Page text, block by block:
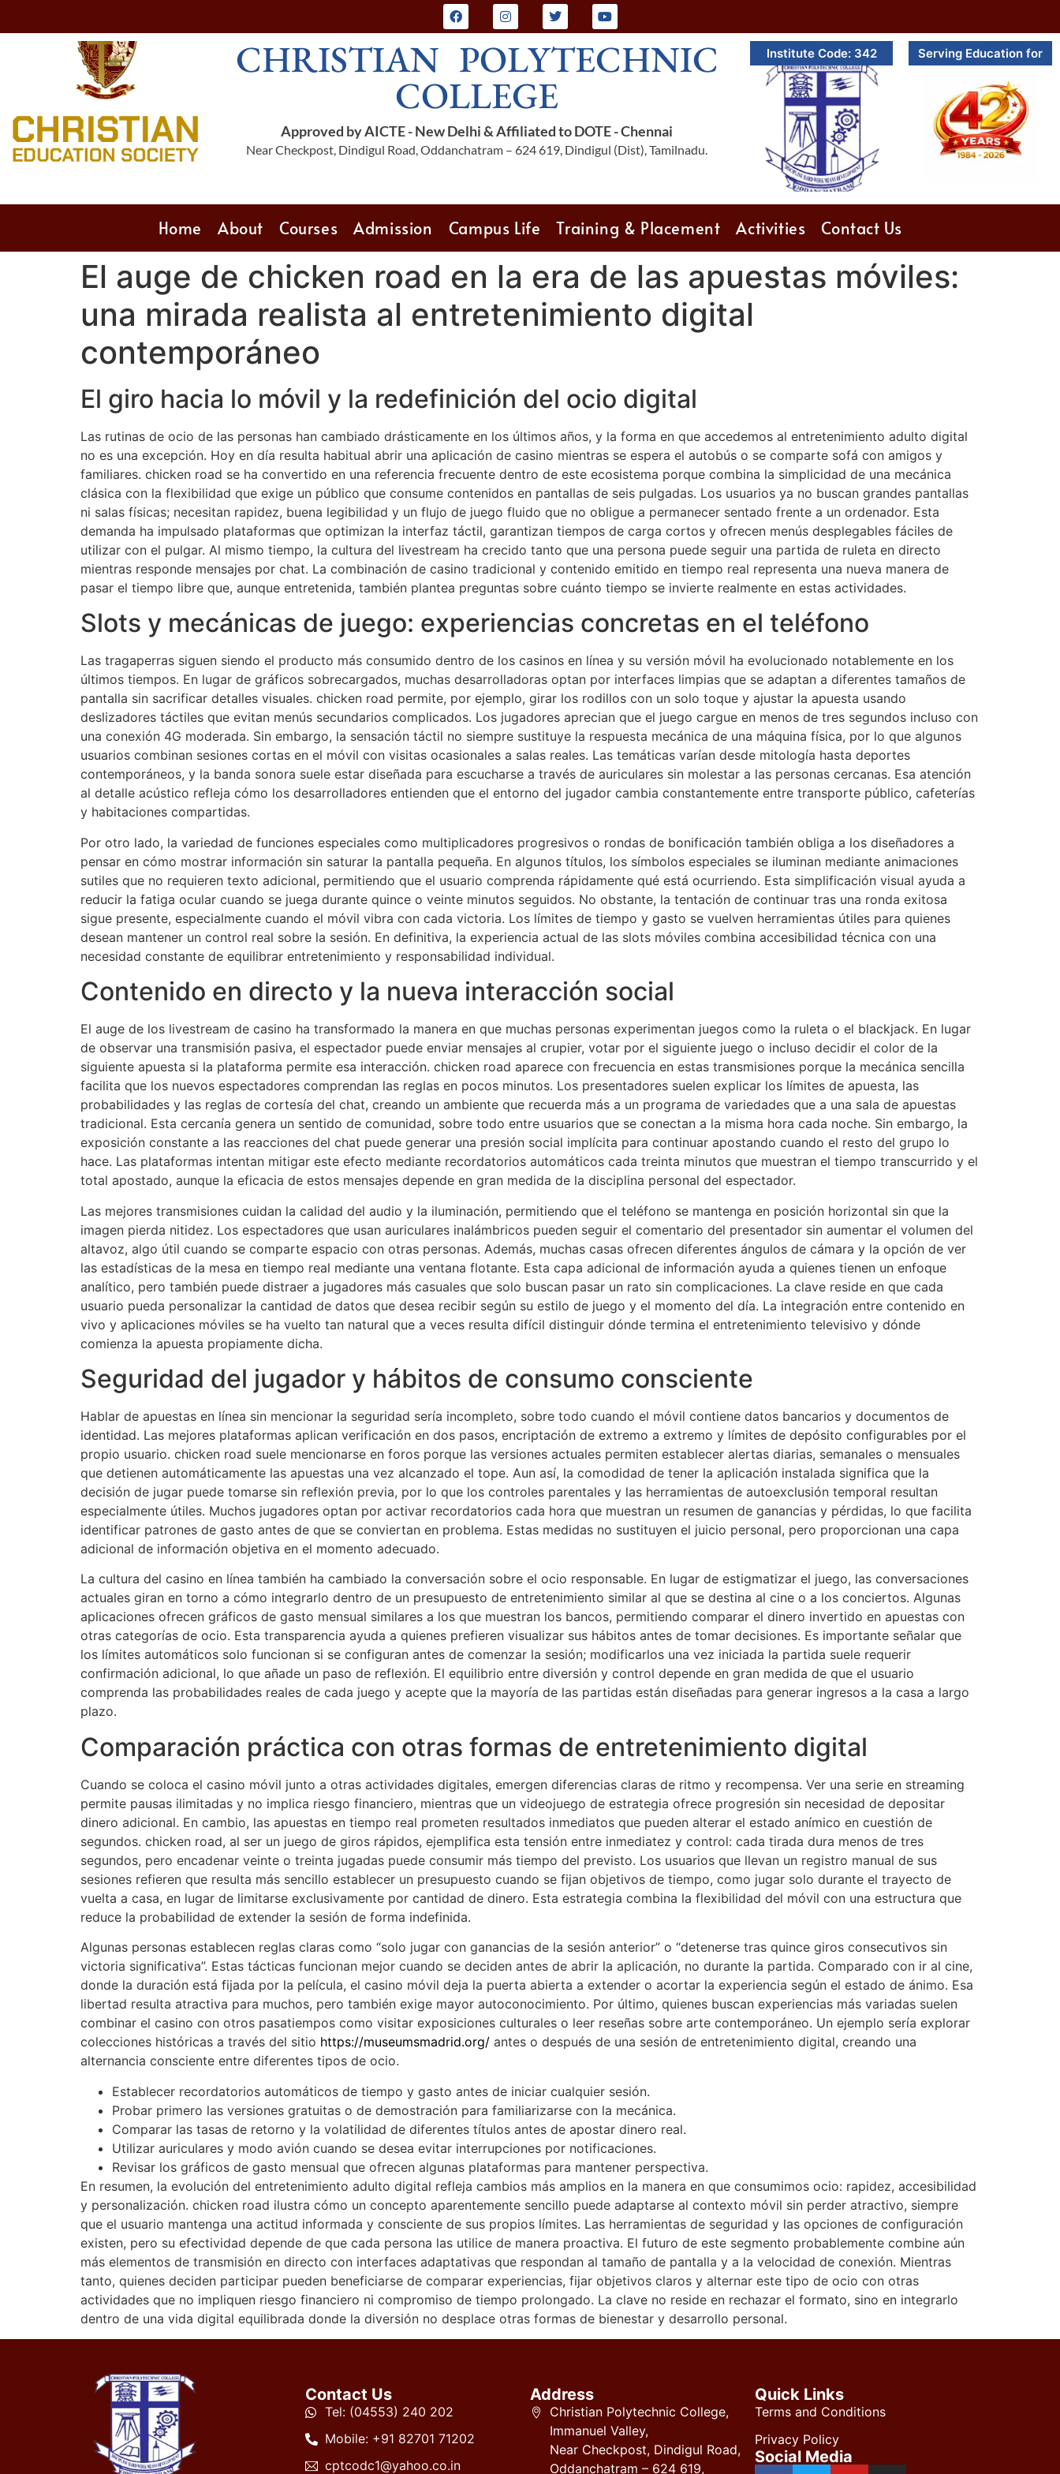
CHRISTIAN POLYTECHNIC
COLLEGE
Approved by AICTE - New Delhi & Affiliated to DOTE - Chennai
Near Checkpost, Dindigul Road, Oddanchatram – 624 619, Dindigul (Dist), Tamilnadu.
Institute Code: 342 Serving Education for
Home About Courses Admission Campus Life Training & Placement Activities Contact Us
El auge de chicken road en la era de las apuestas móviles:
una mirada realista al entretenimiento digital
contemporáneo
El giro hacia lo móvil y la redefinición del ocio digital
Las rutinas de ocio de las personas han cambiado drásticamente en los últimos años, y la forma en que accedemos al entretenimiento adulto digital
no es una excepción. Hoy en día resulta habitual abrir una aplicación de casino mientras se espera el autobús o se comparte sofá con amigos y
familiares. chicken road se ha convertido en una referencia frecuente dentro de este ecosistema porque combina la simplicidad de una mecánica
clásica con la flexibilidad que exige un público que consume contenidos en pantallas de seis pulgadas. Los usuarios ya no buscan grandes pantallas
ni salas físicas; necesitan rapidez, buena legibilidad y un flujo de juego fluido que no obligue a permanecer sentado frente a un ordenador. Esta
demanda ha impulsado plataformas que optimizan la interfaz táctil, garantizan tiempos de carga cortos y ofrecen menús desplegables fáciles de
utilizar con el pulgar. Al mismo tiempo, la cultura del livestream ha crecido tanto que una persona puede seguir una partida de ruleta en directo
mientras responde mensajes por chat. La combinación de casino tradicional y contenido emitido en tiempo real representa una nueva manera de
pasar el tiempo libre que, aunque entretenida, también plantea preguntas sobre cuánto tiempo se invierte realmente en estas actividades.
Slots y mecánicas de juego: experiencias concretas en el teléfono
Las tragaperras siguen siendo el producto más consumido dentro de los casinos en línea y su versión móvil ha evolucionado notablemente en los
últimos tiempos. En lugar de gráficos sobrecargados, muchas desarrolladoras optan por interfaces limpias que se adaptan a diferentes tamaños de
pantalla sin sacrificar detalles visuales. chicken road permite, por ejemplo, girar los rodillos con un solo toque y ajustar la apuesta usando
deslizadores táctiles que evitan menús secundarios complicados. Los jugadores aprecian que el juego cargue en menos de tres segundos incluso con
una conexión 4G moderada. Sin embargo, la sensación táctil no siempre sustituye la respuesta mecánica de una máquina física, por lo que algunos
usuarios combinan sesiones cortas en el móvil con visitas ocasionales a salas reales. Las temáticas varían desde mitología hasta deportes
contemporáneos, y la banda sonora suele estar diseñada para escucharse a través de auriculares sin molestar a las personas cercanas. Esa atención
al detalle acústico refleja cómo los desarrolladores entienden que el entorno del jugador cambia constantemente entre transporte público, cafeterías
y habitaciones compartidas.
Por otro lado, la variedad de funciones especiales como multiplicadores progresivos o rondas de bonificación también obliga a los diseñadores a
pensar en cómo mostrar información sin saturar la pantalla pequeña. En algunos títulos, los símbolos especiales se iluminan mediante animaciones
sutiles que no requieren texto adicional, permitiendo que el usuario comprenda rápidamente qué está ocurriendo. Esta simplificación visual ayuda a
reducir la fatiga ocular cuando se juega durante quince o veinte minutos seguidos. No obstante, la tentación de continuar tras una ronda exitosa
sigue presente, especialmente cuando el móvil vibra con cada victoria. Los límites de tiempo y gasto se vuelven herramientas útiles para quienes
desean mantener un control real sobre la sesión. En definitiva, la experiencia actual de las slots móviles combina accesibilidad técnica con una
necesidad constante de equilibrar entretenimiento y responsabilidad individual.
Contenido en directo y la nueva interacción social
El auge de los livestream de casino ha transformado la manera en que muchas personas experimentan juegos como la ruleta o el blackjack. En lugar
de observar una transmisión pasiva, el espectador puede enviar mensajes al crupier, votar por el siguiente juego o incluso decidir el color de la
siguiente apuesta si la plataforma permite esa interacción. chicken road aparece con frecuencia en estas transmisiones porque la mecánica sencilla
facilita que los nuevos espectadores comprendan las reglas en pocos minutos. Los presentadores suelen explicar los límites de apuesta, las
probabilidades y las reglas de cortesía del chat, creando un ambiente que recuerda más a un programa de variedades que a una sala de apuestas
tradicional. Esta cercanía genera un sentido de comunidad, sobre todo entre usuarios que se conectan a la misma hora cada noche. Sin embargo, la
exposición constante a las reacciones del chat puede generar una presión social implícita para continuar apostando cuando el resto del grupo lo
hace. Las plataformas intentan mitigar este efecto mediante recordatorios automáticos cada treinta minutos que muestran el tiempo transcurrido y el
total apostado, aunque la eficacia de estos mensajes depende en gran medida de la disciplina personal del espectador.
Las mejores transmisiones cuidan la calidad del audio y la iluminación, permitiendo que el teléfono se mantenga en posición horizontal sin que la
imagen pierda nitidez. Los espectadores que usan auriculares inalámbricos pueden seguir el comentario del presentador sin aumentar el volumen del
altavoz, algo útil cuando se comparte espacio con otras personas. Además, muchas casas ofrecen diferentes ángulos de cámara y la opción de ver
las estadísticas de la mesa en tiempo real mediante una ventana flotante. Esta capa adicional de información ayuda a quienes tienen un enfoque
analítico, pero también puede distraer a jugadores más casuales que solo buscan pasar un rato sin complicaciones. La clave reside en que cada
usuario pueda personalizar la cantidad de datos que desea recibir según su estilo de juego y el momento del día. La integración entre contenido en
vivo y aplicaciones móviles se ha vuelto tan natural que a veces resulta difícil distinguir dónde termina el entretenimiento televisivo y dónde
comienza la apuesta propiamente dicha.
Seguridad del jugador y hábitos de consumo consciente
Hablar de apuestas en línea sin mencionar la seguridad sería incompleto, sobre todo cuando el móvil contiene datos bancarios y documentos de
identidad. Las mejores plataformas aplican verificación en dos pasos, encriptación de extremo a extremo y límites de depósito configurables por el
propio usuario. chicken road suele mencionarse en foros porque las versiones actuales permiten establecer alertas diarias, semanales o mensuales
que detienen automáticamente las apuestas una vez alcanzado el tope. Aun así, la comodidad de tener la aplicación instalada significa que la
decisión de jugar puede tomarse sin reflexión previa, por lo que los controles parentales y las herramientas de autoexclusión temporal resultan
especialmente útiles. Muchos jugadores optan por activar recordatorios cada hora que muestran un resumen de ganancias y pérdidas, lo que facilita
identificar patrones de gasto antes de que se conviertan en problema. Estas medidas no sustituyen el juicio personal, pero proporcionan una capa
adicional de información objetiva en el momento adecuado.
La cultura del casino en línea también ha cambiado la conversación sobre el ocio responsable. En lugar de estigmatizar el juego, las conversaciones
actuales giran en torno a cómo integrarlo dentro de un presupuesto de entretenimiento similar al que se destina al cine o a los conciertos. Algunas
aplicaciones ofrecen gráficos de gasto mensual similares a los que muestran los bancos, permitiendo comparar el dinero invertido en apuestas con
otras categorías de ocio. Esta transparencia ayuda a quienes prefieren visualizar sus hábitos antes de tomar decisiones. Es importante señalar que
los límites automáticos solo funcionan si se configuran antes de comenzar la sesión; modificarlos una vez iniciada la partida suele requerir
confirmación adicional, lo que añade un paso de reflexión. El equilibrio entre diversión y control depende en gran medida de que el usuario
comprenda las probabilidades reales de cada juego y acepte que la mayoría de las partidas están diseñadas para generar ingresos a la casa a largo
plazo.
Comparación práctica con otras formas de entretenimiento digital
Cuando se coloca el casino móvil junto a otras actividades digitales, emergen diferencias claras de ritmo y recompensa. Ver una serie en streaming
permite pausas ilimitadas y no implica riesgo financiero, mientras que un videojuego de estrategia ofrece progresión sin necesidad de depositar
dinero adicional. En cambio, las apuestas en tiempo real prometen resultados inmediatos que pueden alterar el estado anímico en cuestión de
segundos. chicken road, al ser un juego de giros rápidos, ejemplifica esta tensión entre inmediatez y control: cada tirada dura menos de tres
segundos, pero encadenar veinte o treinta jugadas puede consumir más tiempo del previsto. Los usuarios que llevan un registro manual de sus
sesiones refieren que resulta más sencillo establecer un presupuesto cuando se fijan objetivos de tiempo, como jugar solo durante el trayecto de
vuelta a casa, en lugar de limitarse exclusivamente por cantidad de dinero. Esta estrategia combina la flexibilidad del móvil con una estructura que
reduce la probabilidad de extender la sesión de forma indefinida.
Algunas personas establecen reglas claras como “solo jugar con ganancias de la sesión anterior” o “detenerse tras quince giros consecutivos sin
victoria significativa”. Estas tácticas funcionan mejor cuando se deciden antes de abrir la aplicación, no durante la partida. Comparado con ir al cine,
donde la duración está fijada por la película, el casino móvil deja la puerta abierta a extender o acortar la experiencia según el estado de ánimo. Esa
libertad resulta atractiva para muchos, pero también exige mayor autoconocimiento. Por último, quienes buscan experiencias más variadas suelen
combinar el casino con otros pasatiempos como visitar exposiciones culturales o leer reseñas sobre arte contemporáneo. Un ejemplo sería explorar
colecciones históricas a través del sitio https://museumsmadrid.org/ antes o después de una sesión de entretenimiento digital, creando una
alternancia consciente entre diferentes tipos de ocio.
Establecer recordatorios automáticos de tiempo y gasto antes de iniciar cualquier sesión.
Probar primero las versiones gratuitas o de demostración para familiarizarse con la mecánica.
Comparar las tasas de retorno y la volatilidad de diferentes títulos antes de apostar dinero real.
Utilizar auriculares y modo avión cuando se desea evitar interrupciones por notificaciones.
Revisar los gráficos de gasto mensual que ofrecen algunas plataformas para mantener perspectiva.
En resumen, la evolución del entretenimiento adulto digital refleja cambios más amplios en la manera en que consumimos ocio: rapidez, accesibilidad
y personalización. chicken road ilustra cómo un concepto aparentemente sencillo puede adaptarse al contexto móvil sin perder atractivo, siempre
que el usuario mantenga una actitud informada y consciente de sus propios límites. Las herramientas de seguridad y las opciones de configuración
existen, pero su efectividad depende de que cada persona las utilice de manera proactiva. El futuro de este segmento probablemente combine aún
más elementos de transmisión en directo con interfaces adaptativas que respondan al tamaño de pantalla y a la velocidad de conexión. Mientras
tanto, quienes deciden participar pueden beneficiarse de comparar experiencias, fijar objetivos claros y alternar este tipo de ocio con otras
actividades que no impliquen riesgo financiero ni compromiso de tiempo prolongado. La clave no reside en rechazar el formato, sino en integrarlo
dentro de una vida digital equilibrada donde la diversión no desplace otras formas de bienestar y desarrollo personal.
Contact Us
Tel: (04553) 240 202
Mobile: +91 82701 71202
cptcodc1@yahoo.co.in
Address
Christian Polytechnic College,
Immanuel Valley,
Near Checkpost, Dindigul Road,
Oddanchatram – 624 619,
Quick Links
Terms and Conditions
Privacy Policy
Social Media